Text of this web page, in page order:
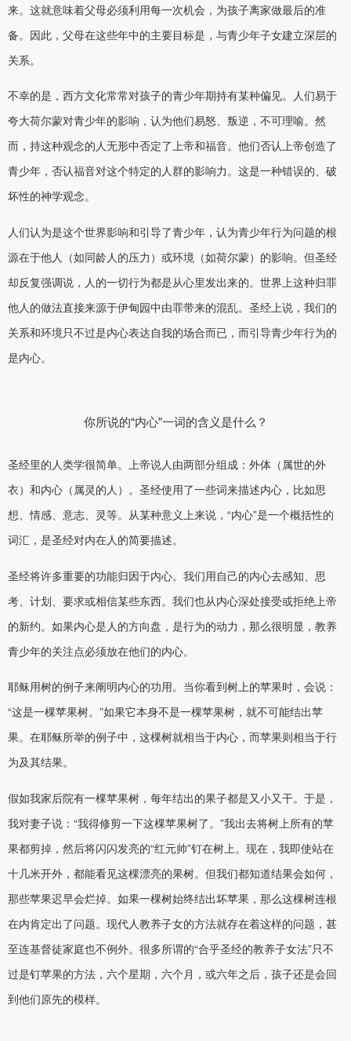
来。这就意味着父母必须利用每一次机会，为孩子离家做最后的准
备。因此，父母在这些年中的主要目标是，与青少年子女建立深层的
关系。
不幸的是，西方文化常常对孩子的青少年期持有某种偏见。人们易于
夸大荷尔蒙对青少年的影响，认为他们易怒、叛逆，不可理喻。然
而，持这种观念的人无形中否定了上帝和福音。他们否认上帝创造了
青少年，否认福音对这个特定的人群的影响力。这是一种错误的、破
坏性的神学观念。
人们认为是这个世界影响和引导了青少年，认为青少年行为问题的根
源在于他人（如同龄人的压力）或环境（如荷尔蒙）的影响。但圣经
却反复强调说，人的一切行为都是从心里发出来的。世界上这种归罪
他人的做法直接来源于伊甸园中由罪带来的混乱。圣经上说，我们的
关系和环境只不过是内心表达自我的场合而已，而引导青少年行为的
是内心。
你所说的“内心”一词的含义是什么？
圣经里的人类学很简单。上帝说人由两部分组成：外体（属世的外
衣）和内心（属灵的人）。圣经使用了一些词来描述内心，比如思
想、情感、意志、灵等。从某种意义上来说，“内心”是一个概括性的
词汇，是圣经对内在人的简要描述。
圣经将许多重要的功能归因于内心。我们用自己的内心去感知、思
考、计划、要求或相信某些东西。我们也从内心深处接受或拒绝上帝
的新约。如果内心是人的方向盘，是行为的动力，那么很明显，教养
青少年的关注点必须放在他们的内心。
耶稣用树的例子来阐明内心的功用。当你看到树上的苹果时，会说：
“这是一棵苹果树。”如果它本身不是一棵苹果树，就不可能结出苹
果。在耶稣所举的例子中，这棵树就相当于内心，而苹果则相当于行
为及其结果。
假如我家后院有一棵苹果树，每年结出的果子都是又小又干。于是，
我对妻子说：“我得修剪一下这棵苹果树了。”我出去将树上所有的苹
果都剪掉，然后将闪闪发亮的“红元帅”钉在树上。现在，我即使站在
十几米开外，都能看见这棵漂亮的果树。但我们都知道结果会如何，
那些苹果迟早会烂掉。如果一棵树始终结出坏苹果，那么这棵树连根
在内肯定出了问题。现代人教养子女的方法就存在着这样的问题，甚
至连基督徒家庭也不例外。很多所谓的“合乎圣经的教养子女法”只不
过是钉苹果的方法，六个星期，六个月，或六年之后，孩子还是会回
到他们原先的模样。